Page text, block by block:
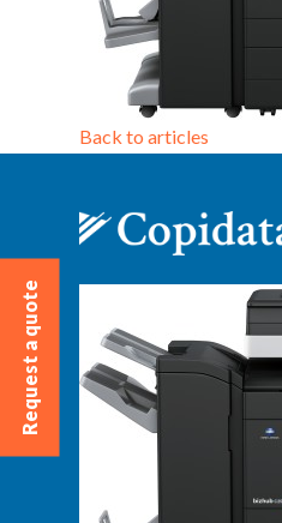
Request a quote
Back to articles